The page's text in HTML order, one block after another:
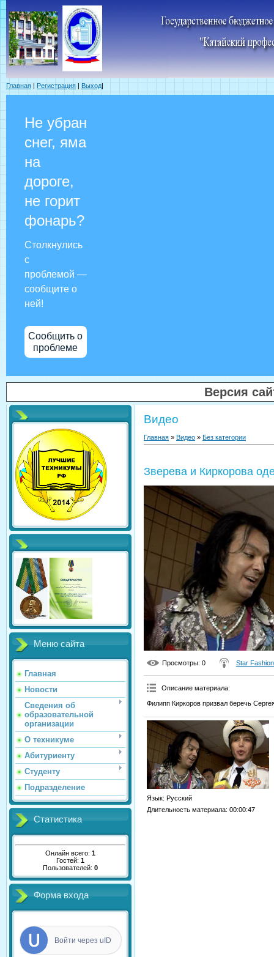
Главная | Регистрация | Выход|
Не убран
снег, яма
на
дороге,
не горит
фонарь?
Столкнулись
с
проблемой —
сообщите о
ней!
Сообщить о
проблеме
Версия
Меню сайта
Главная
Новости
Сведения об
образовательной
организации
О техникуме
Абитуриенту
Студенту
Подразделение
Статистика
Онлайн всего: 1
Гостей: 1
Пользователей: 0
Форма входа
Войти через uID
Видео
Главная » Видео » Без категории
Зверева и Киркорова
Просмотры: 0 Star Fashion
Описание материала:
Филипп Киркоров призвал беречь
Язык: Русский
Длительность материала: 00:00:47